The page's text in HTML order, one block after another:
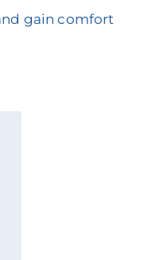
gain comfort